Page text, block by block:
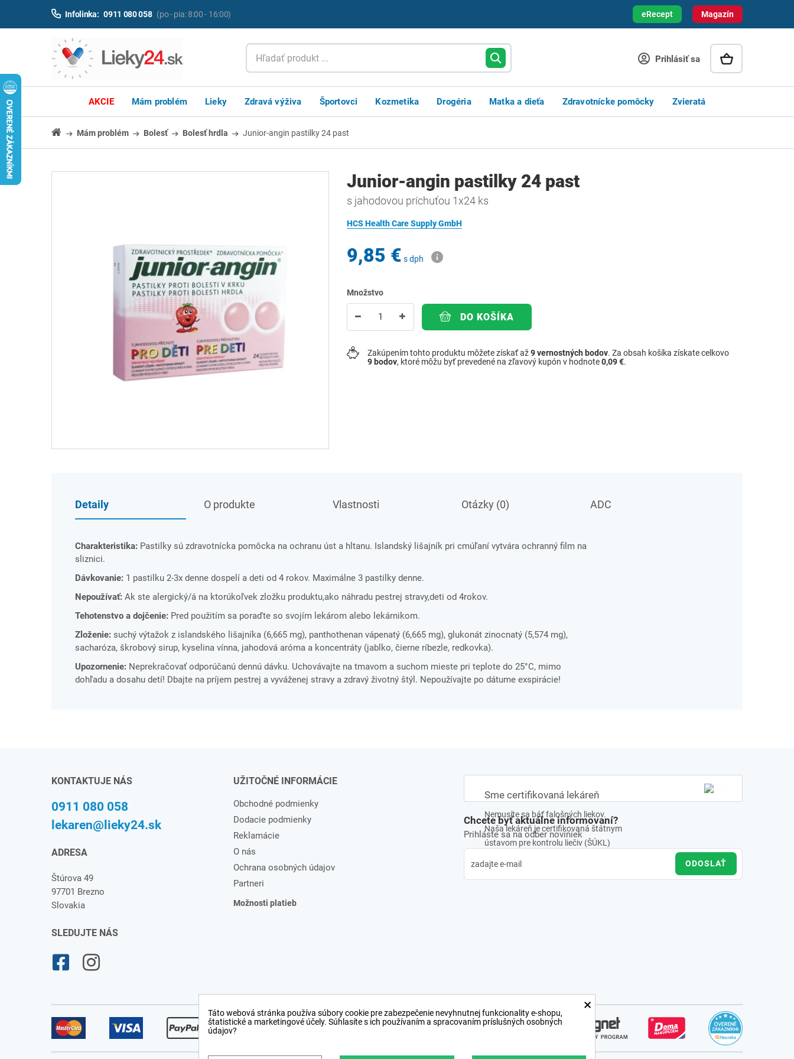
Magazín
Infolinka: 0911 080 058 (po - pia: 8:00 - 16:00) eRecept
Prihlásiť sa
AKCIE Mám problém Lieky Zdravá výživa Športovci Kozmetika Drogéria Matka a dieťa Zdravotnícke pomôcky Zvieratá
Mám problém Bolesť Bolesť hrdla Junior-angin pastilky 24 past
Junior-angin pastilky 24 past
s jahodovou príchuťou 1x24 ks
HCS Health Care Supply GmbH
9,85 € s dph
Množstvo
DO KOŠÍKA
Zakúpením tohto produktu môžete získať až9vernostných bodov. Za obsah košíka získate celkovo
9 bodov, ktoré môžu byť prevedené na zľavový kupón v hodnote0,09 €.
Detaily O produkte Vlastnosti Otázky (0) ADC
Charakteristika: Pastilky sú zdravotnícka pomôcka na ochranu úst a hltanu. Islandský lišajník pri cmúľaní vytvára ochranný film na
sliznici.
Dávkovanie: 1 pastilku 2-3x denne dospelí a deti od 4 rokov. Maximálne 3 pastilky denne.
Nepoužívať: Ak ste alergický/á na ktorúkoľvek zložku produktu,ako náhradu pestrej stravy,deti od 4rokov.
Tehotenstvo a dojčenie: Pred použitím sa poraďte so svojím lekárom alebo lekárnikom.
Zloženie: suchý výtažok z islandského lišajníka (6,665 mg), panthothenan vápenatý (6,665 mg), glukonát zinocnatý (5,574 mg),
sacharóza, škrobový sirup, kyselina vínna, jahodová aróma a koncentráty (jablko, čierne ríbezle, redkovka).
Upozornenie: Neprekračovať odporúčanú dennú dávku. Uchovávajte na tmavom a suchom mieste pri teplote do 25°C, mimo
dohľadu a dosahu detí! Dbajte na príjem pestrej a vyváženej stravy a zdravý životný štýl. Nepoužívajte po dátume exspirácie!
Sme certifikovaná lekáreň
Nemusíte sa báť falošných liekov.
Naša lekáreň je certifikovaná štátnym
ústavom pre kontrolu liečiv (ŠÚKL)
KONTAKTUJE NÁS
0911 080 058
lekaren@lieky24.sk
ADRESA
Štúrova 49
97701 Brezno
Slovakia
SLEDUJTE NÁS
UŽITOČNÉ INFORMÁCIE
Obchodné podmienky
Dodacie podmienky
Reklamácie
O nás
Ochrana osobných údajov
Partneri
Možnosti platieb
Chcete byť aktuálne informovaní?
Prihláste sa na odber noviniek
ODOSLAŤ
×
Táto webová stránka používa súbory cookie pre zabezpečenie nevyhnutnej funkcionality e-shopu,
štatistické a marketingové účely. Súhlasíte s ich používaním a spracovaním príslušných osobných
údajov?